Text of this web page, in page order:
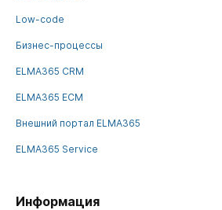
Low-code
Бизнес-процессы
ELMA365 CRM
ELMA365 ECM
Внешний портал ELMA365
ELMA365 Service
Информация